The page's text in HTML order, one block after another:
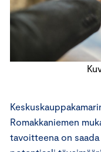
Romakkaniemen
tavoitteena on